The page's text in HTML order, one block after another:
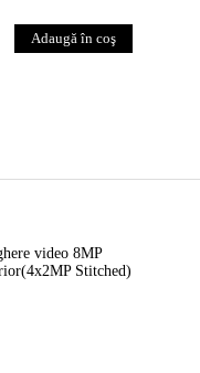
video 8MP
Stitched)